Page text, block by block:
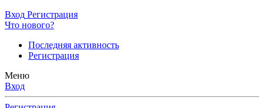
Вход Регистрация
Что нового?
Последняя активность
Регистрация
Меню
Вход